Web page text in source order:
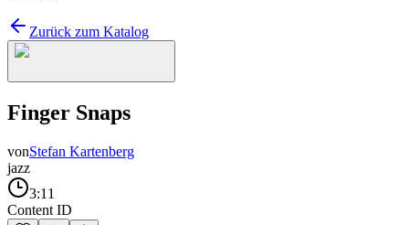
Zurück zum Katalog
Finger Snaps
vonStefan Kartenberg
jazz
3:11
Content ID